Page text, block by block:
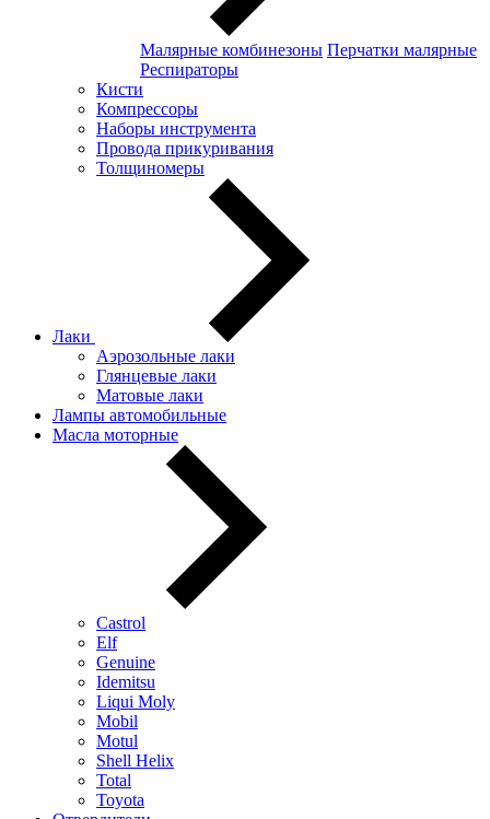
Малярные комбинезоны Перчатки малярные
Респираторы
Кисти
Компрессоры
Наборы инструмента
Провода прикуривания
Толщиномеры
Лаки
Аэрозольные лаки
Глянцевые лаки
Матовые лаки
Лампы автомобильные
Масла моторные
Castrol
Elf
Genuine
Idemitsu
Liqui Moly
Mobil
Motul
Shell Helix
Total
Toyota